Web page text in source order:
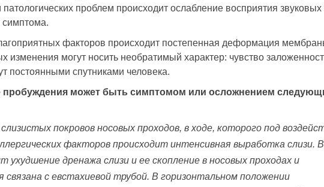
проблем происходит ослабление восприятия
симптома.
факторов происходит постепенная деформация
изменения могут носить необратимый характер: чувство
постоянными спутниками человека.
пробуждения может быть симптомом или осложнением
покровов носовых проходов, в ходе, которого под
факторов происходит интенсивная выработка слизи.
ухудшение дренажа слизи и ее скопление в носовых проходах и
связана с евстахиевой трубой. В горизонтальном положении